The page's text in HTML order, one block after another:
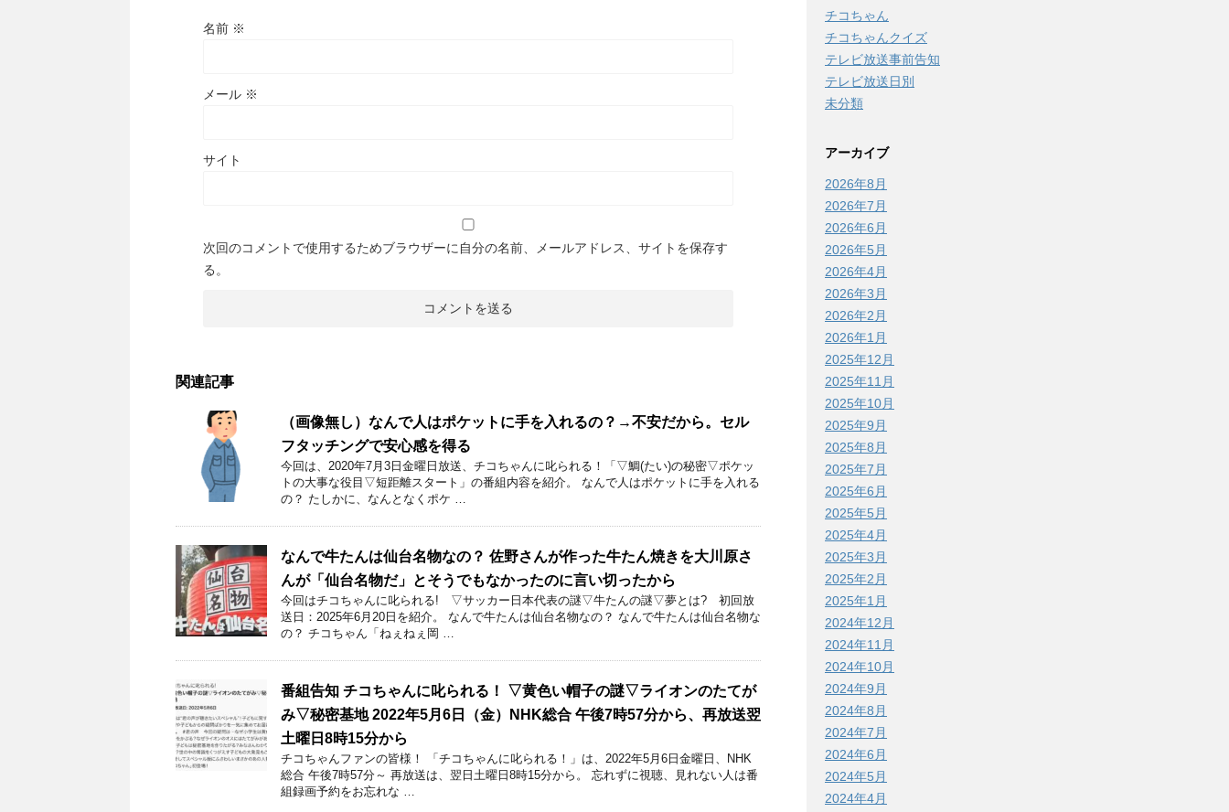
名前 ※
メール ※
サイト
次回のコメントで使用するためブラウザーに自分の名前、メールアドレス、サイトを保存す
る。
関連記事
（画像無し）なんで人はポケットに手を入れるの？→不安だから。セル
フタッチングで安心感を得る
今回は、2020年7月3日金曜日放送、チコちゃんに叱られる！「▽鯛(たい)の秘密▽ポケッ
トの大事な役目▽短距離スタート」の番組内容を紹介。 なんで人はポケットに手を入れる
の？ たしかに、なんとなくポケ …
なんで牛たんは仙台名物なの？ 佐野さんが作った牛たん焼きを大川原さ
んが「仙台名物だ」とそうでもなかったのに言い切ったから
今回はチコちゃんに叱られる! ▽サッカー日本代表の謎▽牛たんの謎▽夢とは? 初回放
送日：2025年6月20日を紹介。 なんで牛たんは仙台名物なの？ なんで牛たんは仙台名物な
の？ チコちゃん「ねぇねぇ岡 …
番組告知 チコちゃんに叱られる！ ▽黄色い帽子の謎▽ライオンのたてが
み▽秘密基地 2022年5月6日（金）NHK総合 午後7時57分から、再放送翌
土曜日8時15分から
チコちゃんファンの皆様！ 「チコちゃんに叱られる！」​は、2022年5月6日金曜日、NHK
総合 午後7時57分～ 再放送は、翌日土曜日8時15分から。 忘れずに視聴、見れない人は番
組録画予約をお忘れな …
チコちゃん
チコちゃんクイズ
テレビ放送事前告知
テレビ放送日別
未分類
アーカイブ
2026年8月
2026年7月
2026年6月
2026年5月
2026年4月
2026年3月
2026年2月
2026年1月
2025年12月
2025年11月
2025年10月
2025年9月
2025年8月
2025年7月
2025年6月
2025年5月
2025年4月
2025年3月
2025年2月
2025年1月
2024年12月
2024年11月
2024年10月
2024年9月
2024年8月
2024年7月
2024年6月
2024年5月
2024年4月